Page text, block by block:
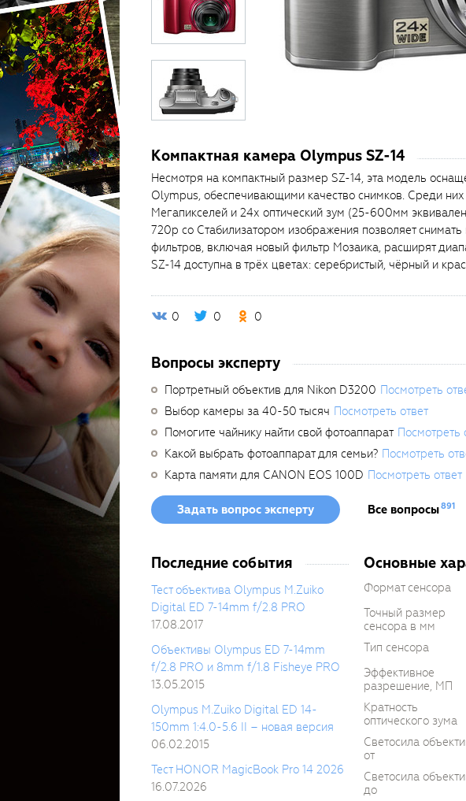
Компактная камера Olympus SZ-14
Несмотря на компактный размер SZ-14, эта модель
Olympus, обеспечивающими качество снимков. Среди
Мегапикселей и 24х оптический зум (25-600мм
720р со Стабилизатором изображения позволяет
фильтров, включая новый фильтр Мозаика, расширят
SZ-14 доступна в трёх цветах: серебристый, чёрный и
0 0 0
Вопросы эксперту
Портретный объектив для Nikon D3200 Посмотреть
Выбор камеры за 40-50 тысяч Посмотреть ответ
Помогите чайнику найти свой фотоаппарат Посмотреть
Какой выбрать фотоаппарат для семьи? Посмотреть
Карта памяти для CANON EOS 100D Посмотреть ответ
Задать вопрос эксперту Все вопросы891
Последние события
Тест объектива Olympus M.Zuiko
Digital ED 7-14mm f/2.8 PRO
17.08.2017
Объективы Olympus ED 7-14mm
f/2.8 PRO и 8mm f/1.8 Fisheye PRO
13.05.2015
Olympus M.Zuiko Digital ED 14-
150mm 1:4.0-5.6 II – новая версия
06.02.2015
Тест HONOR MagicBook Pro 14 2026
16.07.2026
Основные
Формат сенсора
Точный размер
сенсора в мм
Тип сенсора
Эффективное
разрешение, МП
Кратность
оптического зума
Светосила
от
Светосила
до